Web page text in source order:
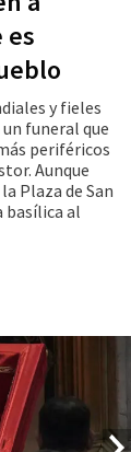
es
y fieles
funeral que
periféricos
Aunque
Plaza de San
basílica al